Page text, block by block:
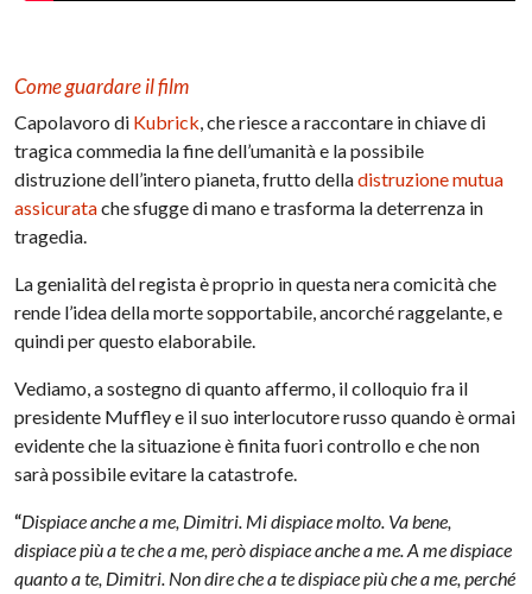
Come guardare il film
Capolavoro di Kubrick, che riesce a raccontare in chiave di
tragica commedia la fine dell’umanità e la possibile
distruzione dell’intero pianeta, frutto delladistruzione mutua
assicuratache sfugge di mano e trasforma la deterrenza in
tragedia.
La genialità del regista è proprio in questa nera comicità che
rende l’idea della morte sopportabile, ancorché raggelante, e
quindi per questo elaborabile.
Vediamo, a sostegno di quanto affermo, il colloquio fra il
presidente Muffley e il suo interlocutore russo quando è ormai
evidente che la situazione è finita fuori controllo e che non
sarà possibile evitare la catastrofe.
“Dispiace anche a me, Dimitri. Mi dispiace molto. Va bene,
dispiace più a te che a me, però dispiace anche a me. A me dispiace
quanto a te, Dimitri. Non dire che a te dispiace più che a me, perché